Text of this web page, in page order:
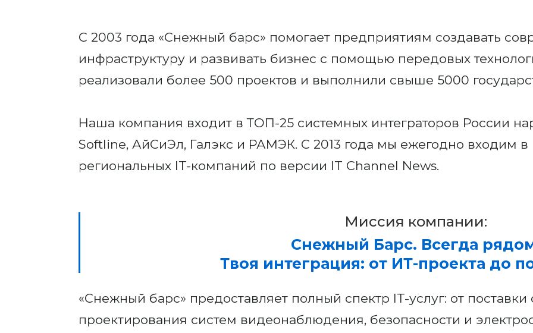
С 2003 года «Снежный барс» помогает предприятиям создавать
инфраструктуру и развивать бизнес с помощью передовых
реализовали более 500 проектов и выполнили свыше 5000
Наша компания входит в ТОП-25 системных интеграторов России
Softline, АйСиЭл, Галэкс и РАМЭК. С 2013 года мы ежегодно входим в
региональных IT-компаний по версии IT Channel News.
Миссия компании:
Снежный Барс. Всегда
Твоя интеграция: от ИТ-проекта до
«Снежный барс» предоставляет полный спектр IT-услуг: от
проектирования систем видеонаблюдения, безопасности и